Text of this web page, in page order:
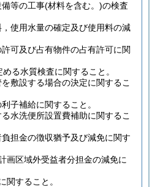
等の工事(材料を含む。)の検査
使用水量の確定及び使用料の減
可及び占有物件の占有許可に関
る水質検査に関すること。
敷設する場合の決定に関するこ
子補給に関すること。
水洗便所設置費補助に関するこ
担金の徴収猶予及び減免に関す
画区域外受益者分担金の減免に
関すること。